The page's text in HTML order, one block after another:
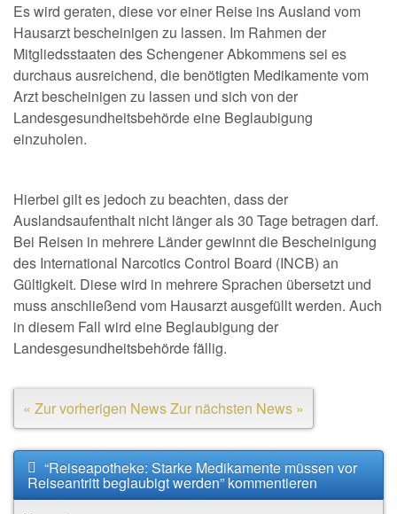
Es wird geraten, diese vor einer Reise ins Ausland vom
Hausarzt bescheinigen zu lassen. Im Rahmen der
Mitgliedsstaaten des Schengener Abkommens sei es
durchaus ausreichend, die benötigten Medikamente vom
Arzt bescheinigen zu lassen und sich von der
Landesgesundheitsbehörde eine Beglaubigung
einzuholen.
Hierbei gilt es jedoch zu beachten, dass der
Auslandsaufenthalt nicht länger als 30 Tage betragen darf.
Bei Reisen in mehrere Länder gewinnt die Bescheinigung
des International Narcotics Control Board (INCB) an
Gültigkeit. Diese wird in mehrere Sprachen übersetzt und
muss anschließend vom Hausarzt ausgefüllt werden. Auch
in diesem Fall wird eine Beglaubigung der
Landesgesundheitsbehörde fällig.
« Zur vorherigen NewsZur nächsten News »
“Reiseapotheke: Starke Medikamente müssen vor
Reiseantritt beglaubigt werden” kommentieren